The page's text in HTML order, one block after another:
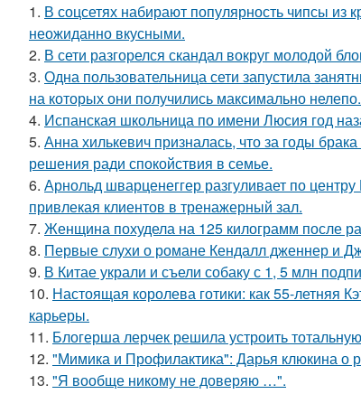
1. В соцсетях набирают популярность чипсы из
неожиданно вкусными.
2. В сети разгорелся скандал вокруг молодой
3. Одна пользовательница сети запустила
на которых они получились максимально нелепо.
4. Испанская школьница по имени Люсия год
5. Анна хилькевич призналась, что за годы
решения ради спокойствия в семье.
6. Арнольд шварценеггер разгуливает по
привлекая клиентов в тренажерный зал.
7. Женщина похудела на 125 килограмм после
8. Первые слухи о романе Кендалл дженнер и
9. В Китае украли и съели собаку с 1, 5 млн
10. Настоящая королева готики: как 55-летняя
карьеры.
11. Блогерша лерчек решила устроить
12. "Мимика и Профилактика": Дарья клюкина о
13. "Я вообще никому не доверяю …".